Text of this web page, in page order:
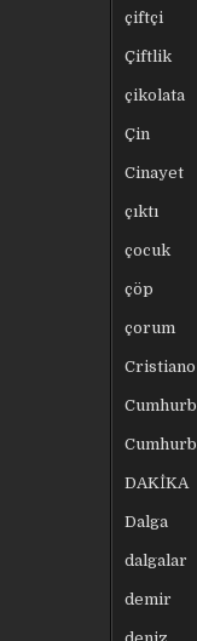
çiftçi
Çiftlik
çikolata
Çin
Cinayet
çıktı
çocuk
çöp
çorum
Cristiano
DAKİKA
Dalga
dalgalar
demir